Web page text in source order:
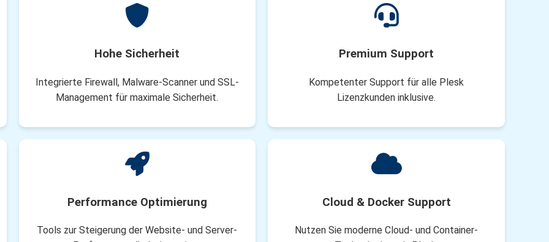
Hohe Sicherheit
Integrierte Firewall, Malware-Scanner und SSL-
Management für maximale Sicherheit.
Premium Support
Kompetenter Support für alle Plesk
Lizenzkunden inklusive.
Performance Optimierung
Tools zur Steigerung der Website- und Server-
Cloud & Docker Support
Nutzen Sie moderne Cloud- und Container-